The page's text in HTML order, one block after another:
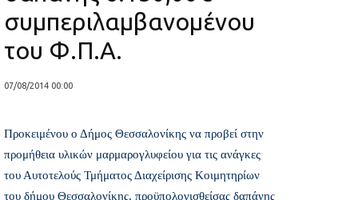
συμπεριλαμβανομένου
του Φ.Π.Α.
07/08/2014 00:00
Προκειμένου ο Δήμος Θεσσαλονίκης να προβεί στην
προμήθεια υλικών μαρμαρογλυφείου για τις ανάγκες
του Αυτοτελούς Τμήματος Διαχείρισης Κοιμητηρίων
του δήμου Θεσσαλονίκης, προϋπολογισθείσας δαπάνης